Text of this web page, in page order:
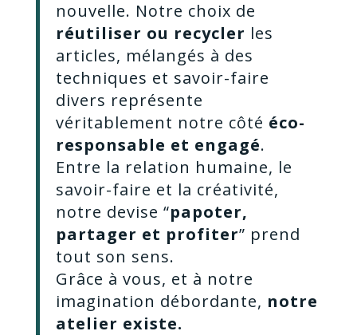
nouvelle. Notre choix de
réutiliser ou recycler les
articles, mélangés à des
techniques et savoir-faire
divers représente
véritablement notre côté éco-
responsable et engagé.
Entre la relation humaine, le
savoir-faire et la créativité,
notre devise “papoter,
partager et profiter” prend
tout son sens.
Grâce à vous, et à notre
imagination débordante, notre
atelier existe.